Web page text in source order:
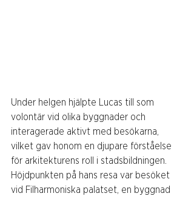
Under helgen hjälpte Lucas till som
volontär vid olika byggnader och
interagerade aktivt med besökarna,
vilket gav honom en djupare förståelse
för arkitekturens roll i stadsbildningen.
Höjdpunkten på hans resa var besöket
vid Filharmoniska palatset, en byggnad